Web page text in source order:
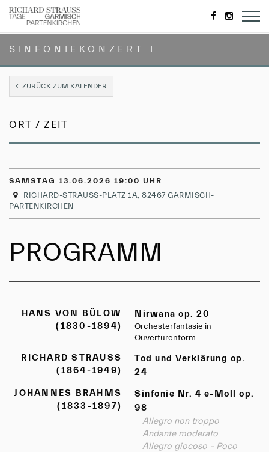
https://de-
https://
SINFONIEKONZERT I
ZURÜCK ZUM KALENDER
ORT / ZEIT
SAMSTAG 13.06.2026 19:00 UHR
RICHARD-STRAUSS-PLATZ 1A, 82467 GARMISCH-
PARTENKIRCHEN
PROGRAMM
HANS VON BÜLOW
(1830-1894)
Nirwana op. 20
Orchesterfantasie in
Ouvertürenform
RICHARD STRAUSS
(1864-1949)
Tod und Verklärung op.
24
JOHANNES BRAHMS
(1833-1897)
Sinfonie Nr. 4 e-Moll op.
98
Allegro non troppo
Andante moderato
Allegro giocoso – Poco